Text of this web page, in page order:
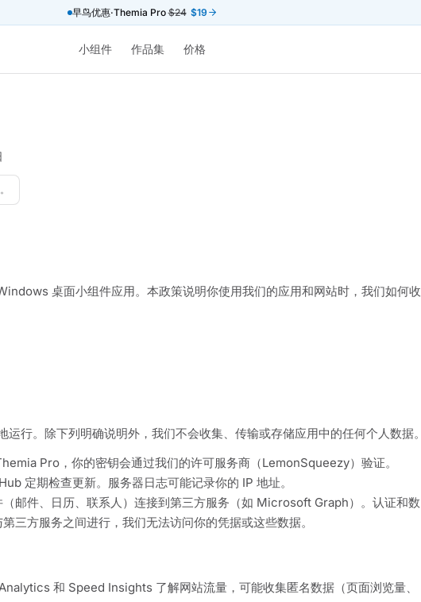
早鸟优惠·Themia Pro$24 $19
小组件 作品集 价格
桌面小组件应用。本政策说明你使用我们的应用和网站时，我们如何收
行。除下列明确说明外，我们不会收集、传输或存储应用中的任何个人数据。
Pro，你的密钥会通过我们的许可服务商（LemonSqueezy）验证。
定期检查更新。服务器日志可能记录你的 IP 地址。
（邮件、日历、联系人）连接到第三方服务（如 Microsoft Graph）。认证和数
三方服务之间进行，我们无法访问你的凭据或这些数据。
和 Speed Insights 了解网站流量，可能收集匿名数据（页面浏览量、